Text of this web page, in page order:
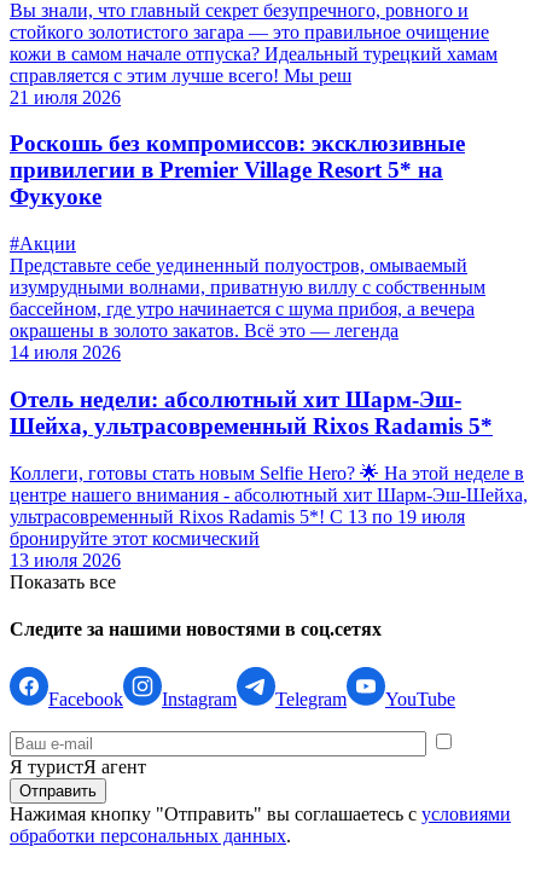
Вы знали, что главный секрет безупречного, ровного и
стойкого золотистого загара — это правильное очищение
кожи в самом начале отпуска? Идеальный турецкий хамам
справляется с этим лучше всего! Мы реш
21 июля 2026
Роскошь без компромиссов: эксклюзивные
привилегии в Premier Village Resort 5* на
Фукуоке
#Акции
Представьте себе уединенный полуостров, омываемый
изумрудными волнами, приватную виллу с собственным
бассейном, где утро начинается с шума прибоя, а вечера
окрашены в золото закатов. Всё это — легенда
14 июля 2026
Отель недели: абсолютный хит Шарм-Эш-
Шейха, ультрасовременный Rixos Radamis 5*
Коллеги, готовы стать новым Selfie Hero? 🌟 На этой неделе в
центре нашего внимания - абсолютный хит Шарм-Эш-Шейха,
ультрасовременный Rixos Radamis 5*! С 13 по 19 июля
бронируйте этот космический
13 июля 2026
Показать все
Следите за нашими новостями в соц.сетях
Facebook Instagram Telegram YouTube
Я туристЯ агент
Нажимая кнопку "Отправить" вы соглашаетесь с условиями
обработки персональных данных.